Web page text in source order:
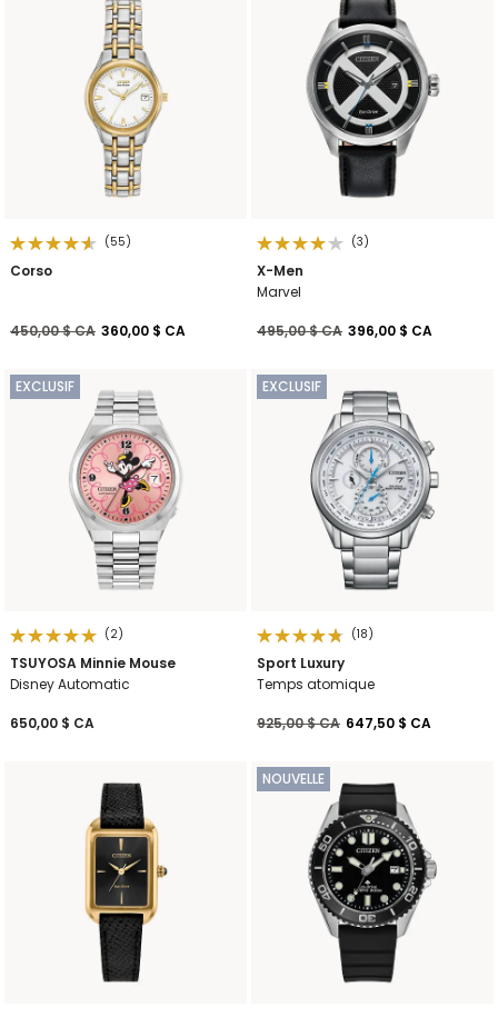
(55)
Corso
Prix réduit de
450,00 $ CAà360,00 $ CA
(3)
X-Men
Marvel
Prix réduit de
495,00 $ CAà396,00 $ CA
EXCLUSIF
(2)
TSUYOSA Minnie Mouse
Disney Automatic
650,00 $ CA
EXCLUSIF
(18)
Sport Luxury
Temps atomique
Prix réduit de
925,00 $ CAà647,50 $ CA
NOUVELLE